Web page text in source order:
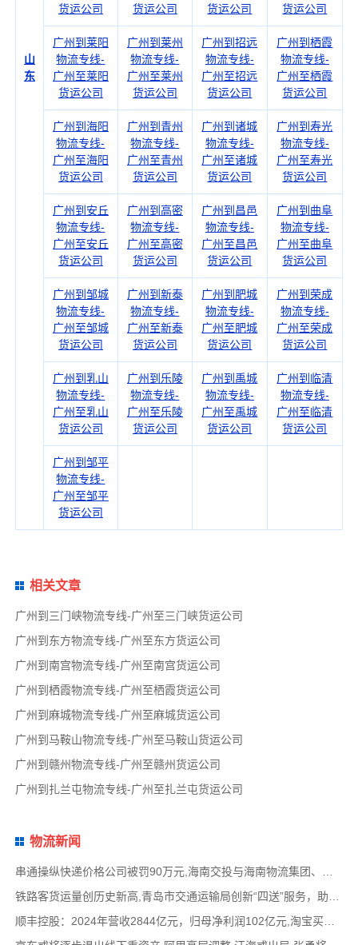
山
东
货运公司
货运公司
货运公司
货运公司
广州到莱阳
物流专线-
广州至莱阳
货运公司
广州到莱州
物流专线-
广州至莱州
货运公司
广州到招远
物流专线-
广州至招远
货运公司
广州到栖霞
物流专线-
广州至栖霞
货运公司
广州到海阳
物流专线-
广州至海阳
货运公司
广州到青州
物流专线-
广州至青州
货运公司
广州到诸城
物流专线-
广州至诸城
货运公司
广州到寿光
物流专线-
广州至寿光
货运公司
广州到安丘
物流专线-
广州至安丘
货运公司
广州到高密
物流专线-
广州至高密
货运公司
广州到昌邑
物流专线-
广州至昌邑
货运公司
广州到曲阜
物流专线-
广州至曲阜
货运公司
广州到邹城
物流专线-
广州至邹城
货运公司
广州到新泰
物流专线-
广州至新泰
货运公司
广州到肥城
物流专线-
广州至肥城
货运公司
广州到荣成
物流专线-
广州至荣成
货运公司
广州到乳山
物流专线-
广州至乳山
货运公司
广州到乐陵
物流专线-
广州至乐陵
货运公司
广州到禹城
物流专线-
广州至禹城
货运公司
广州到临清
物流专线-
广州至临清
货运公司
广州到邹平
物流专线-
广州至邹平
货运公司
相关文章
广州到三门峡物流专线-广州至三门峡货运公司
广州到东方物流专线-广州至东方货运公司
广州到南宫物流专线-广州至南宫货运公司
广州到栖霞物流专线-广州至栖霞货运公司
广州到麻城物流专线-广州至麻城货运公司
广州到马鞍山物流专线-广州至马鞍山货运公司
广州到赣州物流专线-广州至赣州货运公司
广州到扎兰屯物流专线-广州至扎兰屯货运公司
物流新闻